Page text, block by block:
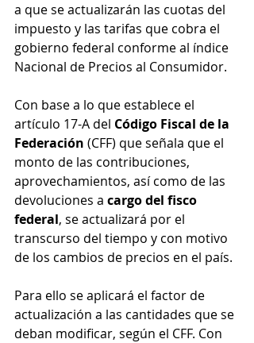
a que se actualizarán las cuotas del
impuesto y las tarifas que cobra el
gobierno federal conforme al índice
Nacional de Precios al Consumidor.
Con base a lo que establece el
artículo 17-A del Código Fiscal de la
Federación (CFF) que señala que el
monto de las contribuciones,
aprovechamientos, así como de las
devoluciones a cargo del fisco
federal, se actualizará por el
transcurso del tiempo y con motivo
de los cambios de precios en el país.
Para ello se aplicará el factor de
actualización a las cantidades que se
deban modificar, según el CFF. Con